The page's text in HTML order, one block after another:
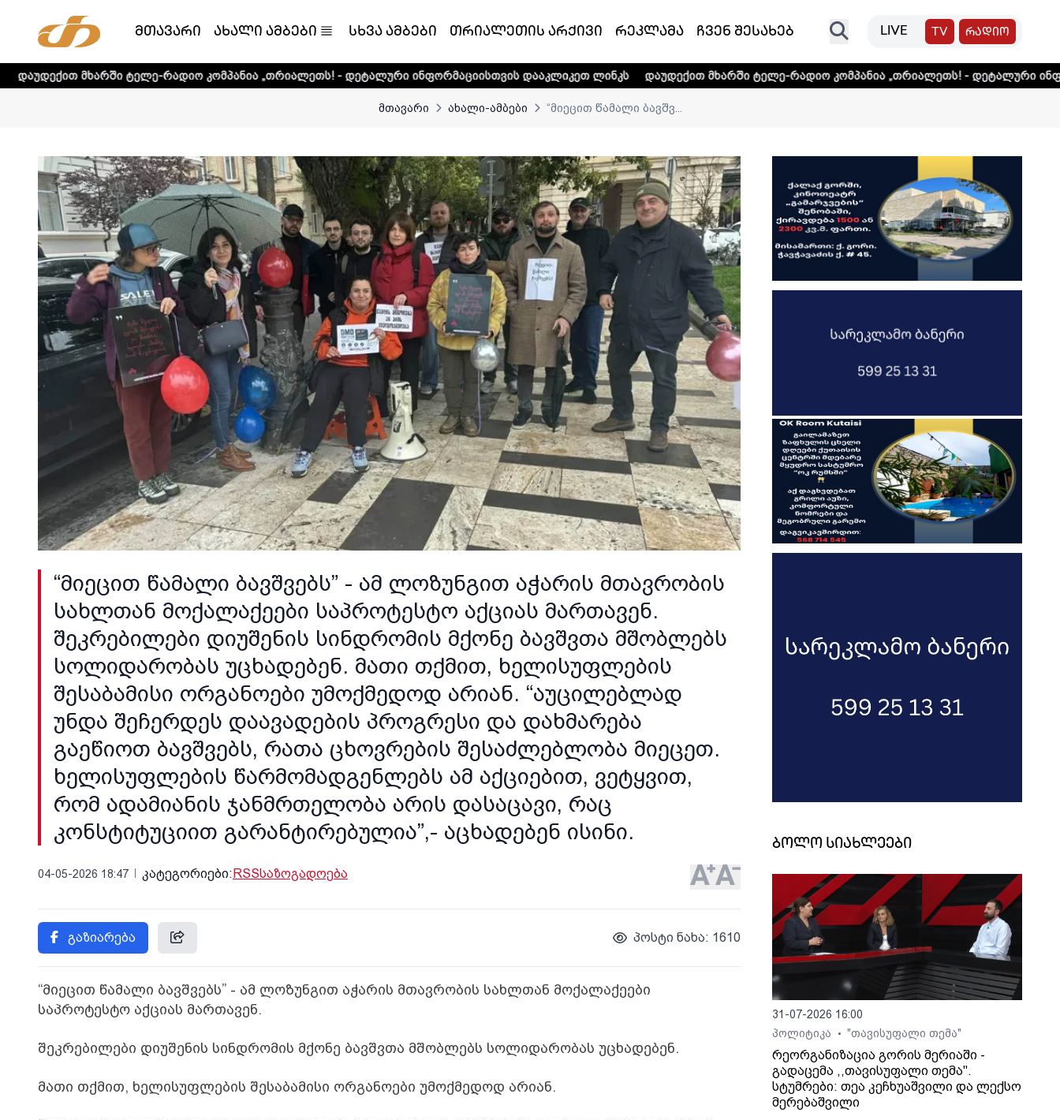
მთავარი ახალი ამბები სხვა ამბები თრიალეთის არქივი რეკლამა ჩვენ შესახებ LIVE TV რადიო
ტელე-რადიო კომპანია „თრიალეთს! - დეტალური ინფორმაციისთვის დააკლიკეთ ლინკს დაუდექით მხარში ტელე-რადიო კომპანია „თრიალეთს! - დეტალური ინფორმაციისთვის
მთავარი ახალი-ამბები “მიეცით წამალი ბავშვ...
“მიეცით წამალი ბავშვებს” - ამ ლოზუნგით აჭარის მთავრობის
სახლთან მოქალაქეები საპროტესტო აქციას მართავენ.
შეკრებილები დიუშენის სინდრომის მქონე ბავშვთა მშობლებს
სოლიდარობას უცხადებენ. მათი თქმით, ხელისუფლების
შესაბამისი ორგანოები უმოქმედოდ არიან. “აუცილებლად
უნდა შეჩერდეს დაავადების პროგრესი და დახმარება
გაეწიოთ ბავშვებს, რათა ცხოვრების შესაძლებლობა მიეცეთ.
ხელისუფლების წარმომადგენლებს ამ აქციებით, ვეტყვით,
რომ ადამიანის ჯანმრთელობა არის დასაცავი, რაც
კონსტიტუციით გარანტირებულია”,- აცხადებენ ისინი.
04-05-2026 18:47 კატეგორიები:RSSსაზოგადოება
გაზიარება პოსტი ნახა: 1610
“მიეცით წამალი ბავშვებს” - ამ ლოზუნგით აჭარის მთავრობის სახლთან მოქალაქეები
საპროტესტო აქციას მართავენ.
შეკრებილები დიუშენის სინდრომის მქონე ბავშვთა მშობლებს სოლიდარობას უცხადებენ.
მათი თქმით, ხელისუფლების შესაბამისი ორგანოები უმოქმედოდ არიან.
ბოლო სიახლეები
31-07-2026 16:00
პოლიტიკა
• "თავისუფალი თემა"
რეორგანიზაცია გორის მერიაში -
გადაცემა ,,თავისუფალი თემა".
სტუმრები: თეა კეჩხუაშვილი და ლექსო
მერებაშვილი